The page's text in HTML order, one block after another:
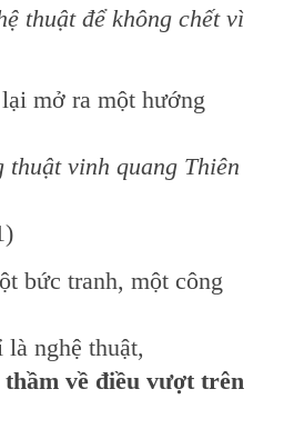
thuật để không chết vì
mở ra một hướng
thuật vinh quang Thiên
bức tranh, một công
nghệ thuật,
về điều vượt trên